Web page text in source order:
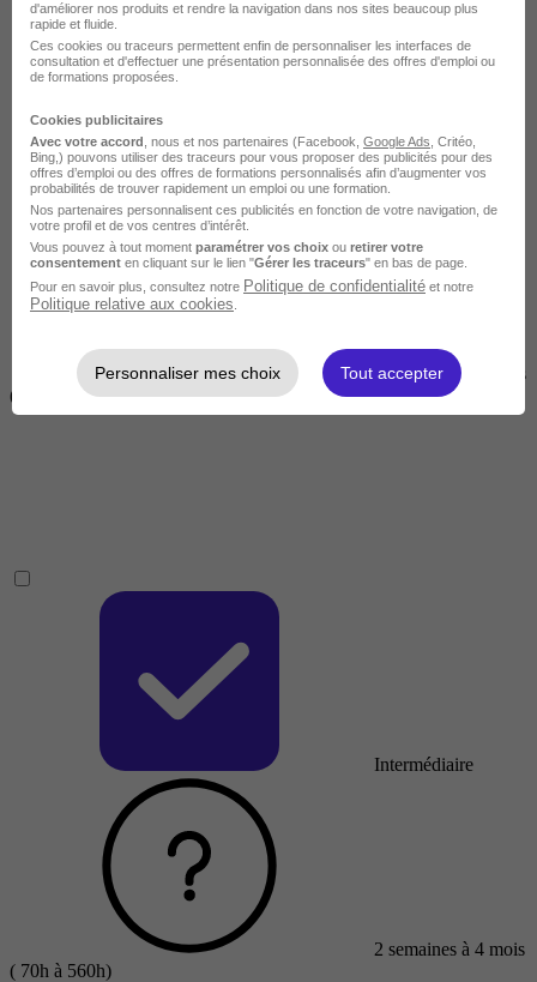
Courte
2 jours à 2 semaines
(14h à 70h)
Intermédiaire
2 semaines à 4 mois
( 70h à 560h)
d'améliorer nos produits et rendre la navigation dans nos sites beaucoup plus
rapide et fluide.
Ces cookies ou traceurs permettent enfin de personnaliser les interfaces de
consultation et d'effectuer une présentation personnalisée des offres d'emploi ou
de formations proposées.
Cookies publicitaires
Avec votre accord , nous et nos partenaires (Facebook, Google Ads , Critéo,
Bing,) pouvons utiliser des traceurs pour vous proposer des publicités pour des
offres d’emploi ou des offres de formations personnalisés afin d’augmenter vos
probabilités de trouver rapidement un emploi ou une formation.
Nos partenaires personnalisent ces publicités en fonction de votre navigation, de
votre profil et de vos centres d’intérêt.
Vous pouvez à tout moment paramétrer vos choix ou retirer votre
consentement en cliquant sur le lien "Gérer les traceurs" en bas de page.
Pour en savoir plus, consultez notre Politique de confidentialité et notre
Politique relative aux cookies
Personnaliser mes choix Tout accepter